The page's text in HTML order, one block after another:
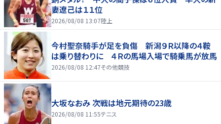
妻遼己は１１位
2026/08/08 13:07陸上
今村聖奈騎手が足を負傷 新潟９Ｒ以降の４鞍
は乗り替わりに ４Ｒの馬場入場で騎乗馬が放馬
2026/08/08 12:47その他競技
大坂なおみ 次戦は地元期待の23歳
2026/08/08 11:55テニス